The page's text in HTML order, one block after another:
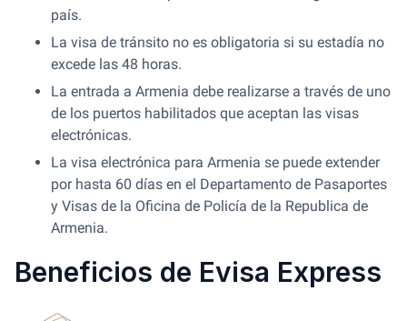
país.
La visa de tránsito no es obligatoria si su estadía no
excede las 48 horas.
La entrada a Armenia debe realizarse a través de uno
de los puertos habilitados que aceptan las visas
electrónicas.
La visa electrónica para Armenia se puede extender
por hasta 60 días en el Departamento de Pasaportes
y Visas de la Oficina de Policía de la Republica de
Armenia.
Beneficios de Evisa Express